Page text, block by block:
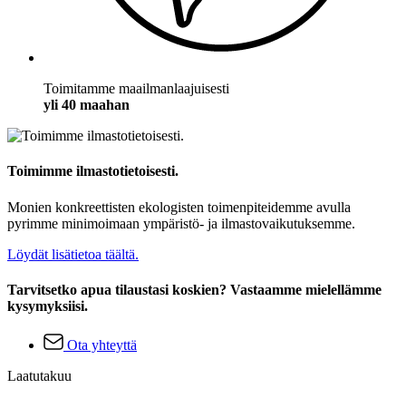
Toimitamme maailmanlaajuisesti
yli 40 maahan
Toimimme ilmastotietoisesti.
Monien konkreettisten ekologisten toimenpiteidemme avulla
pyrimme minimoimaan ympäristö- ja ilmastovaikutuksemme.
Löydät lisätietoa täältä.
Tarvitsetko apua tilaustasi koskien? Vastaamme mielellämme
kysymyksiisi.
Ota yhteyttä
Laatutakuu